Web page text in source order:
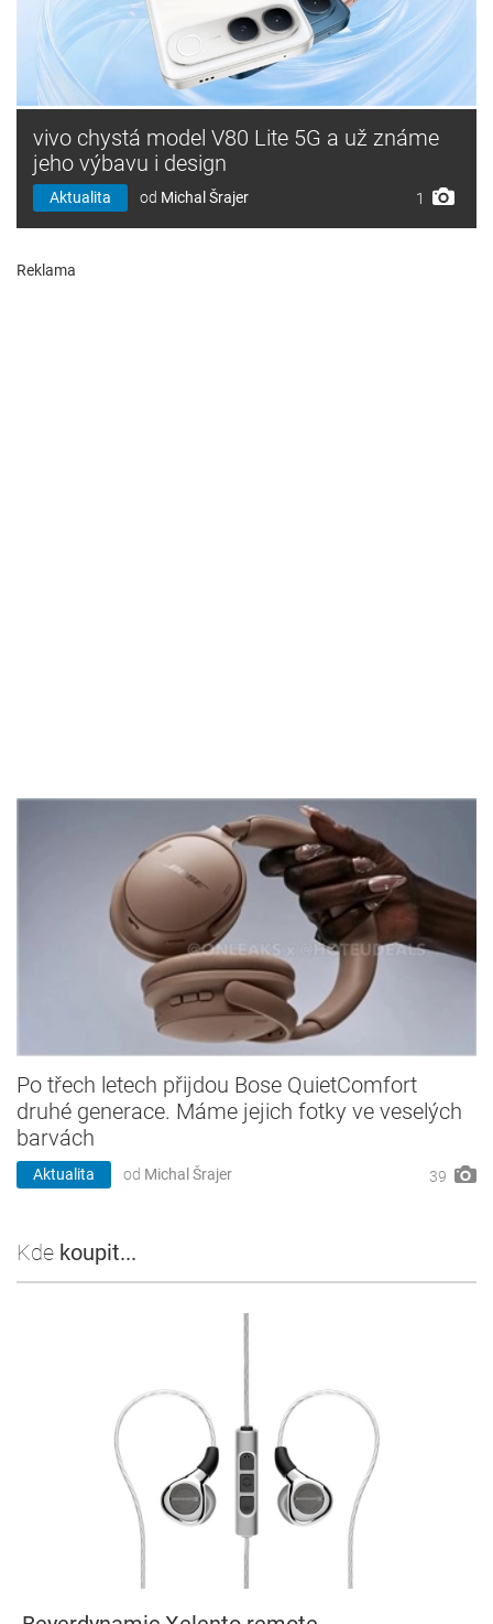
vivo chystá model V80 Lite 5G a už známe
jeho výbavu i design
Aktualita od Michal Šrajer 1
Reklama
Po třech letech přijdou Bose QuietComfort
druhé generace. Máme jejich fotky ve veselých
barvách
Aktualita od Michal Šrajer 39
Kde koupit...